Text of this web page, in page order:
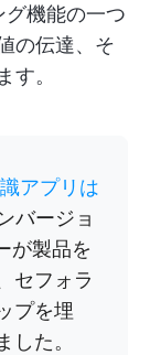
グ機能の一つ
の伝達、そ
す。
アプリは
バージョ
が製品を
セフォラ
プを埋
た。